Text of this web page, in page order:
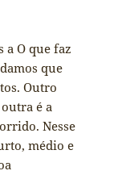
a O que faz
que
Outro
é a
Nesse
médio e